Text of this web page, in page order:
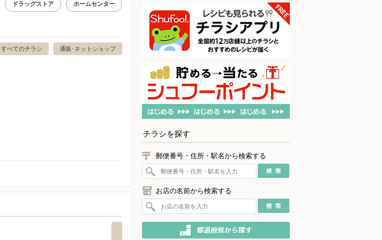
ドラッグストア ホームセンター
通販･ネットショップ
すべてのチラシ
チラシを探す
郵便番号・住所・駅名から検索する
お店の名前から検索する